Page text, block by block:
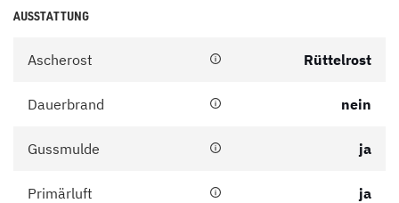
AUSSTATTUNG
Ascherost Rüttelrost
Dauerbrand nein
Gussmulde ja
Primärluft ja